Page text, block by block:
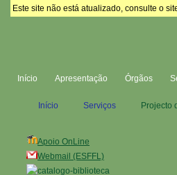
Este site não está atualizado, consulte o
Início Apresentação Órgãos
Apoio OnLine
Webmail (ESFFL)
Início Serviços Projecto